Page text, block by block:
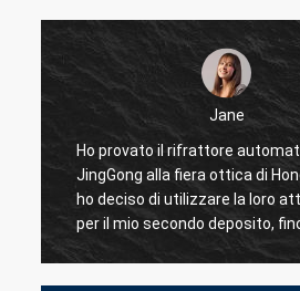
Jane
provato il rifrattore automatico di
alla fiera ottica di Hong Kong, io
di utilizzare la loro attrezzatura
il mio secondo deposito, finora tutti i
10 negozi sopra l'Albania sto usando